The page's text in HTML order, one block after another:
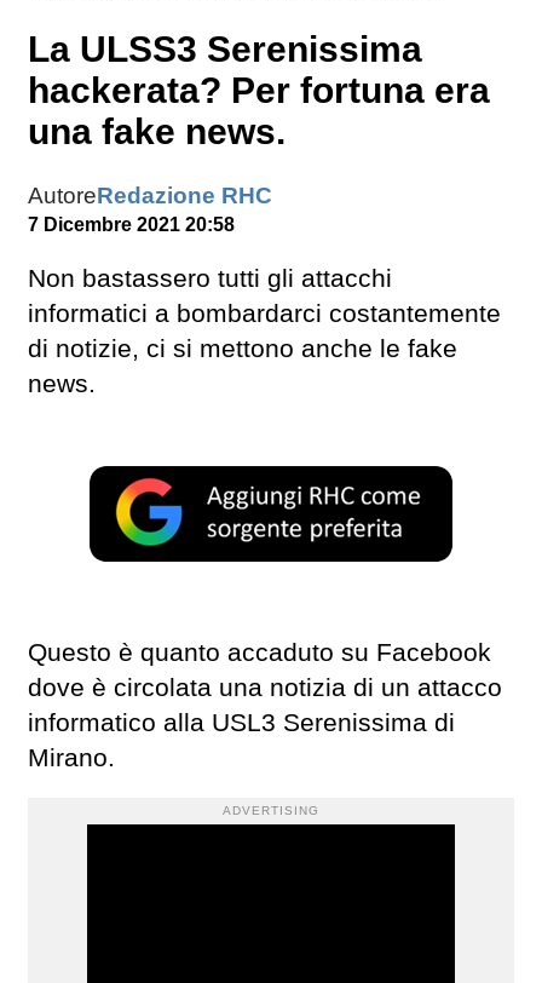
La ULSS3 Serenissima
hackerata? Per fortuna era
una fake news.
AutoreRedazione RHC
7 Dicembre 2021 20:58
Non bastassero tutti gli attacchi
informatici a bombardarci costantemente
di notizie, ci si mettono anche le fake
news.
Questo è quanto accaduto su Facebook
dove è circolata una notizia di un attacco
informatico alla USL3 Serenissima di
Mirano.
ADVERTISING